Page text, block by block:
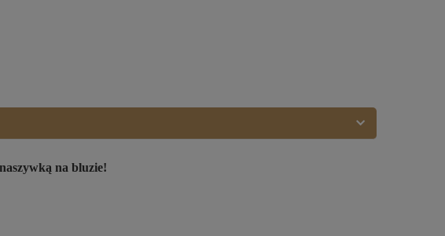
na bluzie!